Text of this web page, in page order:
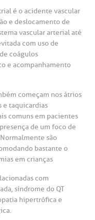
é o acidente vascular
e deslocamento de
vascular arterial até
com uso de
coágulos
e acompanhamento
começam nos átrios
e taquicardias
comuns em pacientes
de um foco de
são
bastante o
em crianças
com
síndrome do QT
hipertrófica e